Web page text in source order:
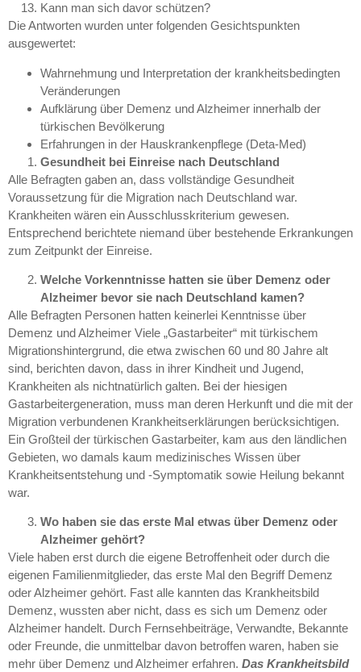
Kann man sich davor schützen?
Die Antworten wurden unter folgenden Gesichtspunkten
ausgewertet:
Wahrnehmung und Interpretation der krankheitsbedingten
Veränderungen
Aufklärung über Demenz und Alzheimer innerhalb der
türkischen Bevölkerung
Erfahrungen in der Hauskrankenpflege (Deta-Med)
Gesundheit bei Einreise nach Deutschland
Alle Befragten gaben an, dass vollständige Gesundheit
Voraussetzung für die Migration nach Deutschland war.
Krankheiten wären ein Ausschlusskriterium gewesen.
Entsprechend berichtete niemand über bestehende Erkrankungen
zum Zeitpunkt der Einreise.
Welche Vorkenntnisse hatten sie über Demenz oder
Alzheimer bevor sie nach Deutschland kamen?
Alle Befragten Personen hatten keinerlei Kenntnisse über
Demenz und Alzheimer Viele „Gastarbeiter“ mit türkischem
Migrationshintergrund, die etwa zwischen 60 und 80 Jahre alt
sind, berichten davon, dass in ihrer Kindheit und Jugend,
Krankheiten als nichtnatürlich galten. Bei der hiesigen
Gastarbeitergeneration, muss man deren Herkunft und die mit der
Migration verbundenen Krankheitserklärungen berücksichtigen.
Ein Großteil der türkischen Gastarbeiter, kam aus den ländlichen
Gebieten, wo damals kaum medizinisches Wissen über
Krankheitsentstehung und -Symptomatik sowie Heilung bekannt
war.
Wo haben sie das erste Mal etwas über Demenz oder
Alzheimer gehört?
Viele haben erst durch die eigene Betroffenheit oder durch die
eigenen Familienmitglieder, das erste Mal den Begriff Demenz
oder Alzheimer gehört. Fast alle kannten das Krankheitsbild
Demenz, wussten aber nicht, dass es sich um Demenz oder
Alzheimer handelt. Durch Fernsehbeiträge, Verwandte, Bekannte
oder Freunde, die unmittelbar davon betroffen waren, haben sie
mehr über Demenz und Alzheimer erfahren. Das Krankheitsbild